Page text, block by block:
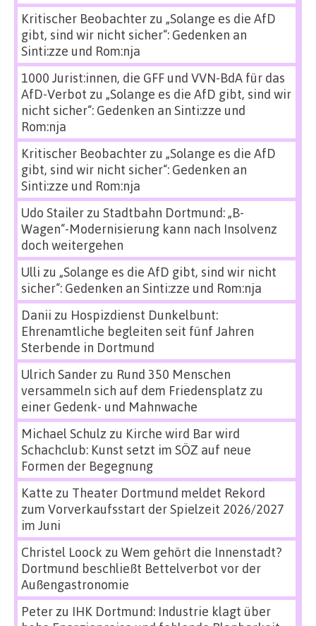
Kritischer Beobachterzu „Solange es die AfD
gibt, sind wir nicht sicher“: Gedenken an
Sinti:zze und Rom:nja
1000 Jurist:innen, die GFF und VVN-BdA für das
AfD-Verbot zu „Solange es die AfD gibt, sind wir
nicht sicher“: Gedenken an Sinti:zze und
Rom:nja
Kritischer Beobachterzu „Solange es die AfD
gibt, sind wir nicht sicher“: Gedenken an
Sinti:zze und Rom:nja
Udo Stailerzu Stadtbahn Dortmund: „B-
Wagen“-Modernisierung kann nach Insolvenz
doch weitergehen
Ulli zu „Solange es die AfD gibt, sind wir nicht
sicher“: Gedenken an Sinti:zze und Rom:nja
Danii zu Hospizdienst Dunkelbunt:
Ehrenamtliche begleiten seit fünf Jahren
Sterbende in Dortmund
Ulrich Sanderzu Rund 350 Menschen
versammeln sich auf dem Friedensplatz zu
einer Gedenk- und Mahnwache
Michael Schulz zu Kirche wird Bar wird
Schachclub: Kunst setzt im SÖZ auf neue
Formen der Begegnung
Katte zu Theater Dortmund meldet Rekord
zum Vorverkaufsstart der Spielzeit 2026/2027
im Juni
Christel Loock zu Wem gehört die Innenstadt?
Dortmund beschließt Bettelverbot vor der
Außengastronomie
Peterzu IHK Dortmund: Industrie klagt über